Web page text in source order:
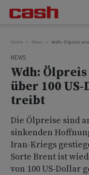
Home News Wdh: Ölpreis
NEWS
Wdh:
über 100
treibt
Die Ölpreise sind
sinkenden
Iran-Kriegs
Sorte Brent ist
von 100 US-Dollar